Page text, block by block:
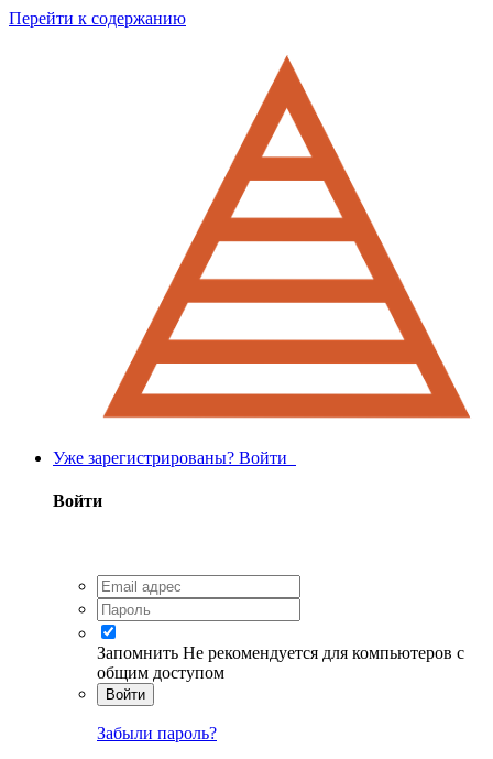
Перейти к содержанию
Уже зарегистрированы? Войти
Войти
Запомнить Не рекомендуется для компьютеров с
общим доступом
Войти
Забыли пароль?